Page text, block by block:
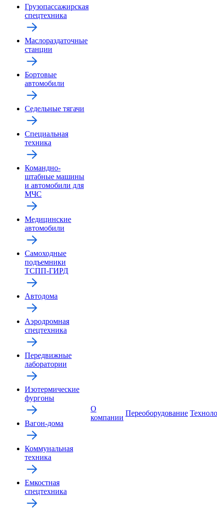
Грузопассажирская
спецтехника
Маслораздаточные
станции
Бортовые
автомобили
Седельные тягачи
Специальная
техника
Командно-
штабные машины
и автомобили для
МЧС
Медицинские
автомобили
Самоходные
подъемники
ТСПП-ГИРД
Автодома
Аэродромная
спецтехника
Передвижные
лаборатории
Изотермические
фургоны
Вагон-дома
Коммунальная
техника
Емкостная
спецтехника
О
компании
Переоборудование